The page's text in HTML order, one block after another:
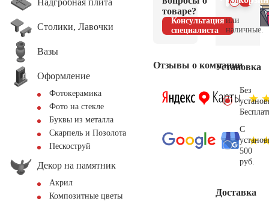
Столики, Лавочки
Вазы
Оформление
Фотокерамика
Фото на стекле
Буквы из металла
Скарпель и Позолота
Пескоструй
Декор на памятник
Акрил
Композитные цветы
товаре?
Консультация
специалиста
Отзывы о компании
или
наличные.
Установка
Без
С
500
руб.
Доставка